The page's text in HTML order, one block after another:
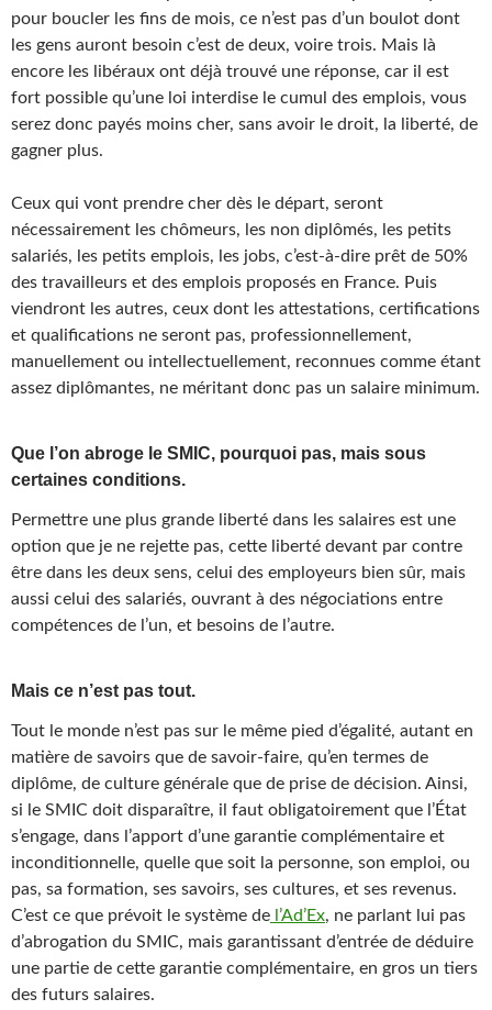
pour boucler les fins de mois, ce n’est pas d’un boulot dont
les gens auront besoin c’est de deux, voire trois. Mais là
encore les libéraux ont déjà trouvé une réponse, car il est
fort possible qu’une loi interdise le cumul des emplois, vous
serez donc payés moins cher, sans avoir le droit, la liberté, de
gagner plus.
Ceux qui vont prendre cher dès le départ, seront
nécessairement les chômeurs, les non diplômés, les petits
salariés, les petits emplois, les jobs, c’est-à-dire prêt de 50%
des travailleurs et des emplois proposés en France. Puis
viendront les autres, ceux dont les attestations, certifications
et qualifications ne seront pas, professionnellement,
manuellement ou intellectuellement, reconnues comme étant
assez diplômantes, ne méritant donc pas un salaire minimum.
Que l’on abroge le SMIC, pourquoi pas, mais sous
certaines conditions.
Permettre une plus grande liberté dans les salaires est une
option que je ne rejette pas, cette liberté devant par contre
être dans les deux sens, celui des employeurs bien sûr, mais
aussi celui des salariés, ouvrant à des négociations entre
compétences de l’un, et besoins de l’autre.
Mais ce n’est pas tout.
Tout le monde n’est pas sur le même pied d’égalité, autant en
matière de savoirs que de savoir-faire, qu’en termes de
diplôme, de culture générale que de prise de décision. Ainsi,
si le SMIC doit disparaître, il faut obligatoirement que l’État
s’engage, dans l’apport d’une garantie complémentaire et
inconditionnelle, quelle que soit la personne, son emploi, ou
pas, sa formation, ses savoirs, ses cultures, et ses revenus.
C’est ce que prévoit le système de l’Ad’Ex, ne parlant lui pas
d’abrogation du SMIC, mais garantissant d’entrée de déduire
une partie de cette garantie complémentaire, en gros un tiers
des futurs salaires.